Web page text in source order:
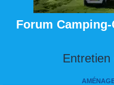
Forum